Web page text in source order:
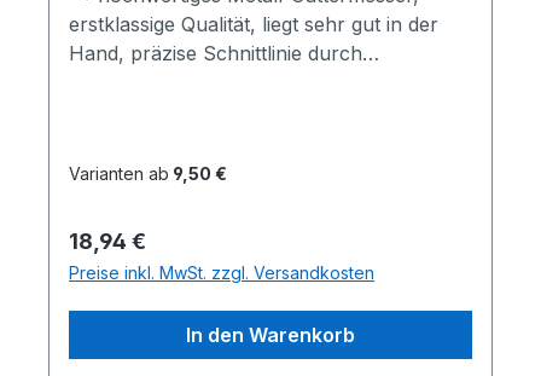
erstklassige Qualität, liegt sehr gut in der
Hand, präzise Schnittlinie durch
Rückschub der Klinge bei Druckausübung
hochkohlenstoffhaltigem Hartstahl "High-
Carbon-Steel" • Cutter Messer Normal
Robust, 18 mm Klinge "High Performance",
bestens für feine und grobe
Varianten ab 9,50 €
Regulärer Preis:
18,94 €
Preise inkl. MwSt. zzgl. Versandkosten
In den Warenkorb